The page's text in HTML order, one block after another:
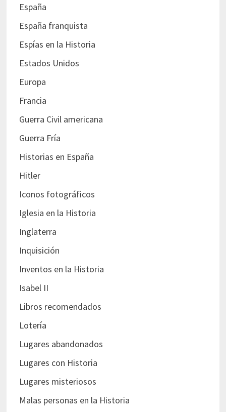
España
España franquista
Espías en la Historia
Estados Unidos
Europa
Francia
Guerra Civil americana
Guerra Fría
Historias en España
Hitler
Iconos fotográficos
Iglesia en la Historia
Inglaterra
Inquisición
Inventos en la Historia
Isabel II
Libros recomendados
Lotería
Lugares abandonados
Lugares con Historia
Lugares misteriosos
Malas personas en la Historia